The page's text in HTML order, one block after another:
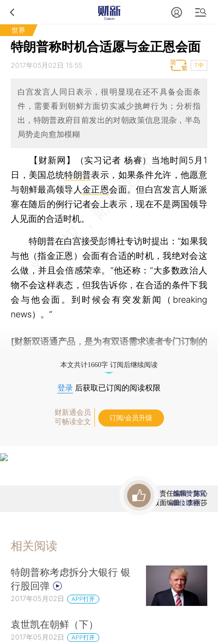
世界
特朗普称时机合适愿与金正恩会面
2017年05月02日 15:55 T中
白宫发言人同日表示，很明显现在还不具备会面条
件，需要看到朝鲜方面切实减少挑衅行为；分析指
出，特朗普政府目前发出的对朝政策信息混杂，半岛
局势走向愈加模糊
【财新网】（实习记者 杨睿） 当地时间5月1
日，美国总统特朗普表示，如果条件允许，他愿意
与朝鲜最高领导人金正恩会面。但白宫发言人斯派
塞在随后的例行记者会上表示，现在不是两国领导
人见面的合适时机。
特朗普在白宫接受彭博社专访时提出：“如果我
与他（指金正恩）会面有合适的时机，我绝对会这
么做，并且会倍感荣幸。”他还称：“大多数政治人
物不会这样表态，但我告诉你，在合适的条件下我
会与他会面。到时候会有突发新闻（breaking
news）。”
[财新双语通产品，是为有双语需求读者专门订制的
本文共计1660字 订阅后继续阅读
登录 后获取已订阅的阅读权限
财新通会员
可畅读全文
订阅/会员升级
责任编辑：陈沁
版面编辑：李丽莎
首席赞赏官
虚位以待
相关阅读
特朗普称考虑拆分大银行 银
行股回弹
2017年05月02日 APP打开
袁世凯在朝鲜（下）
2017年05月02日 APP打开